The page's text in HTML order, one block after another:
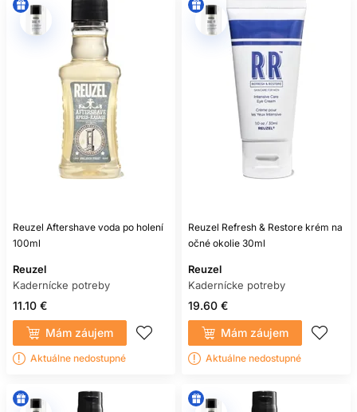
Reuzel Aftershave voda po holení
100ml
Reuzel
Kadernícke potreby
11.10 €
Mám záujem
Aktuálne nedostupné
Reuzel Refresh & Restore krém na
očné okolie 30ml
Reuzel
Kadernícke potreby
19.60 €
Mám záujem
Aktuálne nedostupné